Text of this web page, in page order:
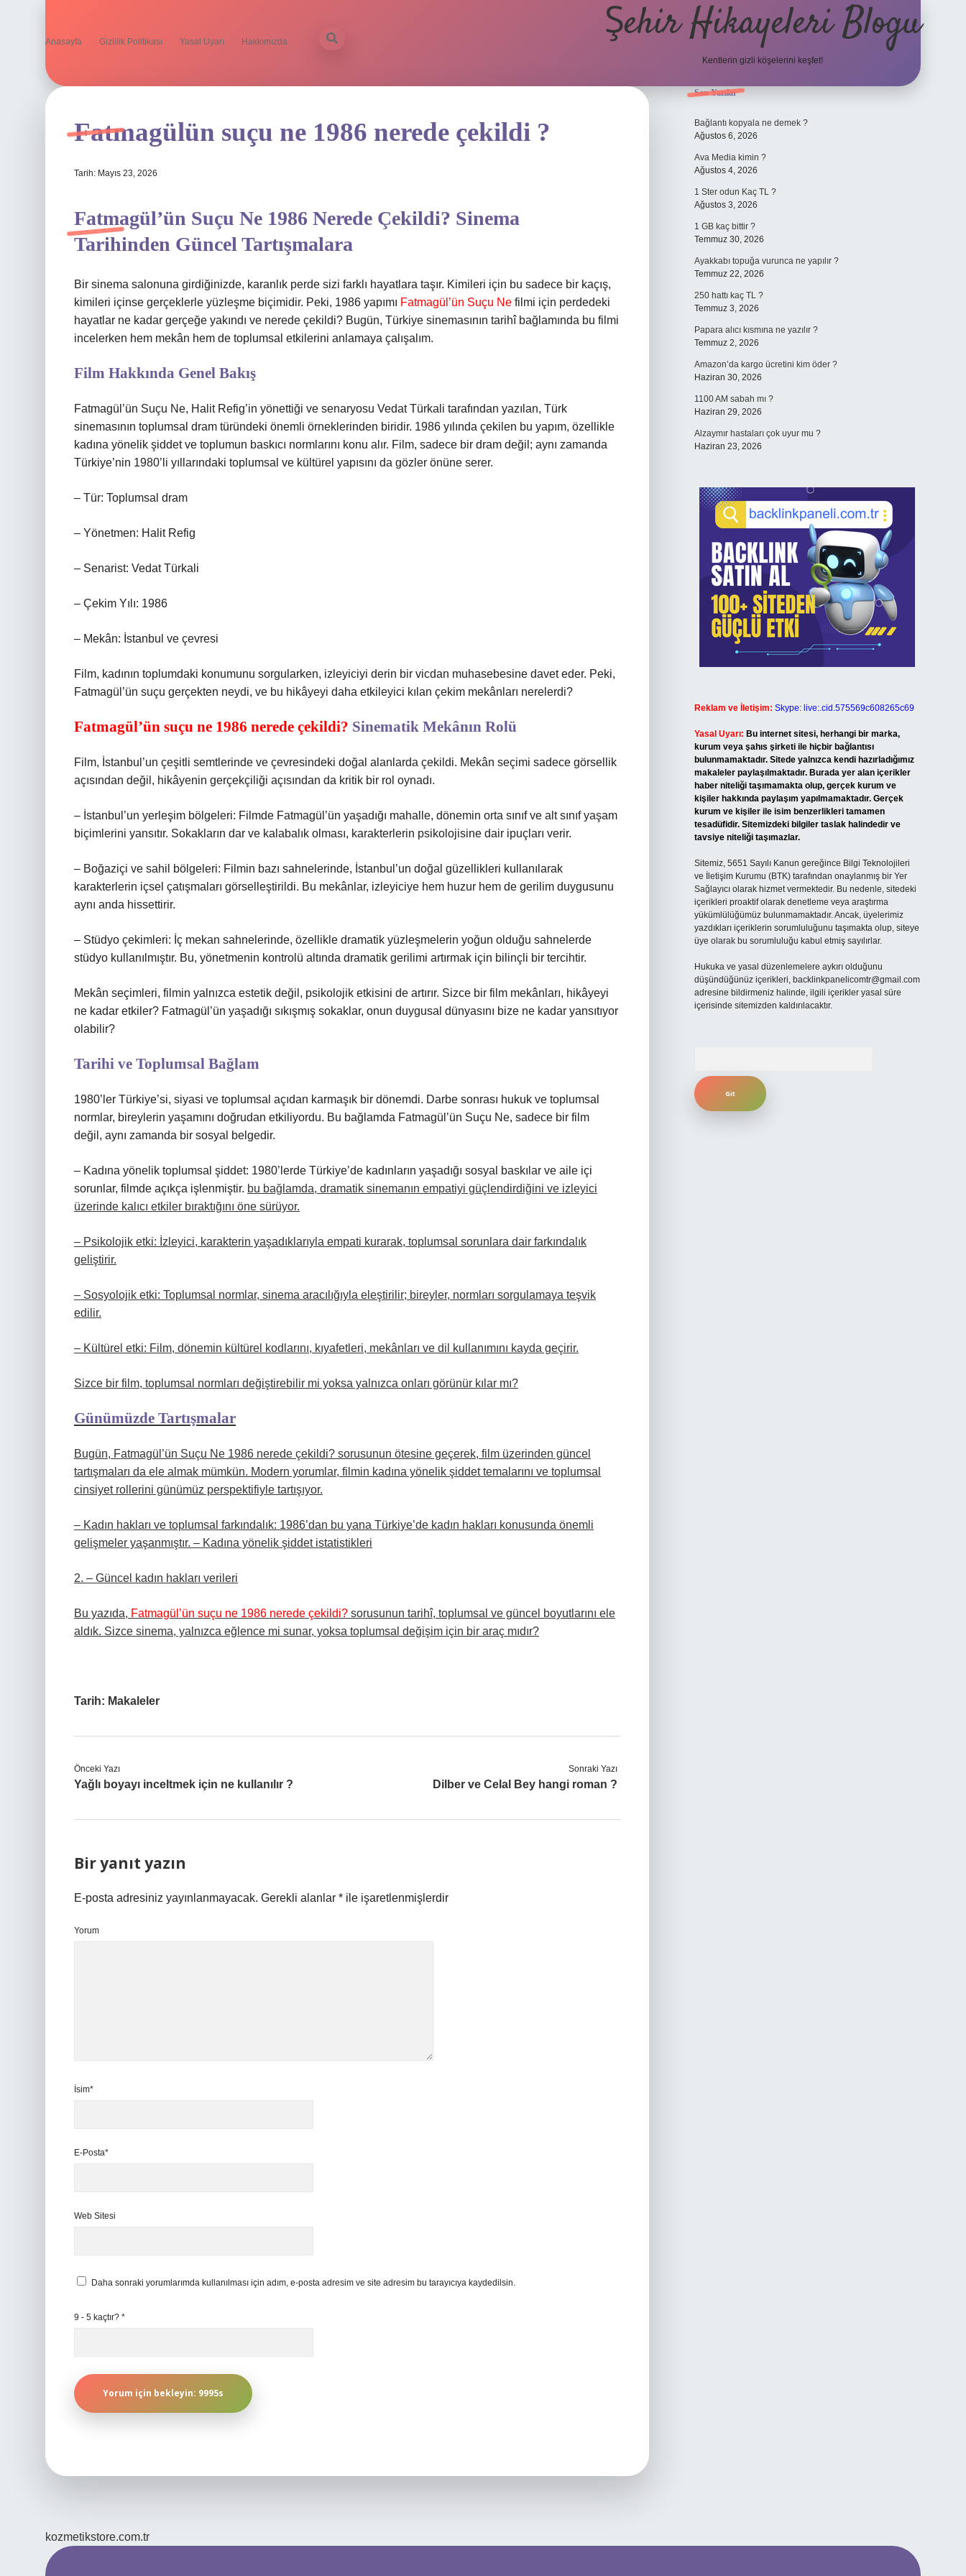
Anasayfa Gizlilik Politikası Yasal Uyarı Hakkımızda Şehir Hikayeleri Blogu
Kentlerin gizli köşelerini keşfet!
Fatmagülün suçu ne 1986 nerede çekildi ?
Tarih: Mayıs 23, 2026
Fatmagül’ün Suçu Ne 1986 Nerede Çekildi? Sinema
Tarihinden Güncel Tartışmalara
Bir sinema salonuna girdiğinizde, karanlık perde sizi farklı hayatlara taşır. Kimileri için bu sadece bir kaçış,
kimileri içinse gerçeklerle yüzleşme biçimidir. Peki, 1986 yapımı Fatmagül’ün Suçu Ne filmi için perdedeki
hayatlar ne kadar gerçeğe yakındı ve nerede çekildi? Bugün, Türkiye sinemasının tarihî bağlamında bu filmi
incelerken hem mekân hem de toplumsal etkilerini anlamaya çalışalım.
Film Hakkında Genel Bakış
Fatmagül’ün Suçu Ne, Halit Refig’in yönettiği ve senaryosu Vedat Türkali tarafından yazılan, Türk
sinemasının toplumsal dram türündeki önemli örneklerinden biridir. 1986 yılında çekilen bu yapım, özellikle
kadına yönelik şiddet ve toplumun baskıcı normlarını konu alır. Film, sadece bir dram değil; aynı zamanda
Türkiye’nin 1980’li yıllarındaki toplumsal ve kültürel yapısını da gözler önüne serer.
– Tür: Toplumsal dram
– Yönetmen: Halit Refig
– Senarist: Vedat Türkali
– Çekim Yılı: 1986
– Mekân: İstanbul ve çevresi
Film, kadının toplumdaki konumunu sorgularken, izleyiciyi derin bir vicdan muhasebesine davet eder. Peki,
Fatmagül’ün suçu gerçekten neydi, ve bu hikâyeyi daha etkileyici kılan çekim mekânları nerelerdi?
Fatmagül’ün suçu ne 1986 nerede çekildi? Sinematik Mekânın Rolü
Film, İstanbul’un çeşitli semtlerinde ve çevresindeki doğal alanlarda çekildi. Mekân seçimi sadece görsellik
açısından değil, hikâyenin gerçekçiliği açısından da kritik bir rol oynadı.
– İstanbul’un yerleşim bölgeleri: Filmde Fatmagül’ün yaşadığı mahalle, dönemin orta sınıf ve alt sınıf yaşam
biçimlerini yansıtır. Sokakların dar ve kalabalık olması, karakterlerin psikolojisine dair ipuçları verir.
– Boğaziçi ve sahil bölgeleri: Filmin bazı sahnelerinde, İstanbul’un doğal güzellikleri kullanılarak
karakterlerin içsel çatışmaları görselleştirildi. Bu mekânlar, izleyiciye hem huzur hem de gerilim duygusunu
aynı anda hissettirir.
– Stüdyo çekimleri: İç mekan sahnelerinde, özellikle dramatik yüzleşmelerin yoğun olduğu sahnelerde
stüdyo kullanılmıştır. Bu, yönetmenin kontrolü altında dramatik gerilimi artırmak için bilinçli bir tercihtir.
Mekân seçimleri, filmin yalnızca estetik değil, psikolojik etkisini de artırır. Sizce bir film mekânları, hikâyeyi
ne kadar etkiler? Fatmagül’ün yaşadığı sıkışmış sokaklar, onun duygusal dünyasını bize ne kadar yansıtıyor
olabilir?
Tarihi ve Toplumsal Bağlam
1980’ler Türkiye’si, siyasi ve toplumsal açıdan karmaşık bir dönemdi. Darbe sonrası hukuk ve toplumsal
normlar, bireylerin yaşamını doğrudan etkiliyordu. Bu bağlamda Fatmagül’ün Suçu Ne, sadece bir film
değil, aynı zamanda bir sosyal belgedir.
– Kadına yönelik toplumsal şiddet: 1980’lerde Türkiye’de kadınların yaşadığı sosyal baskılar ve aile içi
sorunlar, filmde açıkça işlenmiştir. bu bağlamda, dramatik sinemanın empatiyi güçlendirdiğini ve izleyici
üzerinde kalıcı etkiler bıraktığını öne sürüyor.
– Psikolojik etki: İzleyici, karakterin yaşadıklarıyla empati kurarak, toplumsal sorunlara dair farkındalık
geliştirir.
– Sosyolojik etki: Toplumsal normlar, sinema aracılığıyla eleştirilir; bireyler, normları sorgulamaya teşvik
edilir.
– Kültürel etki: Film, dönemin kültürel kodlarını, kıyafetleri, mekânları ve dil kullanımını kayda geçirir.
Sizce bir film, toplumsal normları değiştirebilir mi yoksa yalnızca onları görünür kılar mı?
Günümüzde Tartışmalar
Bugün, Fatmagül’ün Suçu Ne 1986 nerede çekildi? sorusunun ötesine geçerek, film üzerinden güncel
tartışmaları da ele almak mümkün. Modern yorumlar, filmin kadına yönelik şiddet temalarını ve toplumsal
cinsiyet rollerini günümüz perspektifiyle tartışıyor.
– Kadın hakları ve toplumsal farkındalık: 1986’dan bu yana Türkiye’de kadın hakları konusunda önemli
gelişmeler yaşanmıştır. – Kadına yönelik şiddet istatistikleri
2. – Güncel kadın hakları verileri
Bu yazıda, Fatmagül’ün suçu ne 1986 nerede çekildi? sorusunun tarihî, toplumsal ve güncel boyutlarını ele
aldık. Sizce sinema, yalnızca eğlence mi sunar, yoksa toplumsal değişim için bir araç mıdır?
Tarih: Makaleler
Önceki Yazı
Yağlı boyayı inceltmek için ne kullanılır ?
Sonraki Yazı
Dilber ve Celal Bey hangi roman ?
Bir yanıt yazın
E-posta adresiniz yayınlanmayacak. Gerekli alanlar * ile işaretlenmişlerdir
Yorum
İsim*
E-Posta*
Web Sitesi
Daha sonraki yorumlarımda kullanılması için adım, e-posta adresim ve site adresim bu tarayıcıya kaydedilsin.
9 - 5 kaçtır? *
kozmetikstore.com.tr
Sidebar
Son Yazılar
Bağlantı kopyala ne demek ?
Ağustos 6, 2026
Ava Media kimin ?
Ağustos 4, 2026
1 Ster odun Kaç TL ?
Ağustos 3, 2026
1 GB kaç bittir ?
Temmuz 30, 2026
Ayakkabı topuğa vurunca ne yapılır ?
Temmuz 22, 2026
250 hattı kaç TL ?
Temmuz 3, 2026
Papara alıcı kısmına ne yazılır ?
Temmuz 2, 2026
Amazon’da kargo ücretini kim öder ?
Haziran 30, 2026
1100 AM sabah mı ?
Haziran 29, 2026
Alzaymır hastaları çok uyur mu ?
Haziran 23, 2026
Reklam ve İletişim: Skype: live:.cid.575569c608265c69
Yasal Uyarı: Bu internet sitesi, herhangi bir marka,
kurum veya şahıs şirketi ile hiçbir bağlantısı
bulunmamaktadır. Sitede yalnızca kendi hazırladığımız
makaleler paylaşılmaktadır. Burada yer alan içerikler
haber niteliği taşımamakta olup, gerçek kurum ve
kişiler hakkında paylaşım yapılmamaktadır. Gerçek
kurum ve kişiler ile isim benzerlikleri tamamen
tesadüfidir. Sitemizdeki bilgiler taslak halindedir ve
tavsiye niteliği taşımazlar.
Sitemiz, 5651 Sayılı Kanun gereğince Bilgi Teknolojileri
ve İletişim Kurumu (BTK) tarafından onaylanmış bir Yer
Sağlayıcı olarak hizmet vermektedir. Bu nedenle, sitedeki
içerikleri proaktif olarak denetleme veya araştırma
yükümlülüğümüz bulunmamaktadır. Ancak, üyelerimiz
yazdıkları içeriklerin sorumluluğunu taşımakta olup, siteye
üye olarak bu sorumluluğu kabul etmiş sayılırlar.
Hukuka ve yasal düzenlemelere aykırı olduğunu
düşündüğünüz içerikleri, backlinkpanelicomtr@gmail.com
adresine bildirmeniz halinde, ilgili içerikler yasal süre
içerisinde sitemizden kaldırılacaktır.